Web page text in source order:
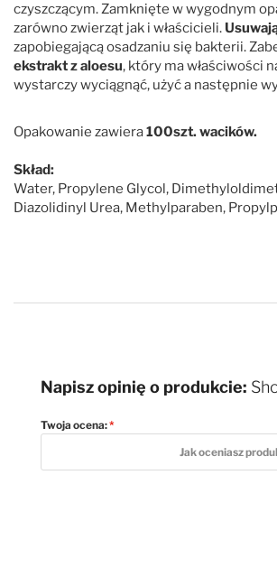
czyszczącym. Zamknięte w wygodnym
zarówno zwierząt jak i właścicieli.
zapobiegającą osadzaniu się bakterii.
ekstrakt z aloesu, który ma właściwości
wystarczy wyciągnąć, użyć a następnie
Opakowanie zawiera100szt. wacików.
Skład:
Water, Propylene Glycol,
Diazolidinyl Urea, Methylparaben,
Napisz opinię o produkcie:
Twoja ocena:
Jak oceniasz
5 stars